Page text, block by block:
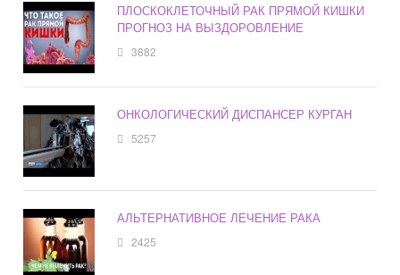
ПЛОСКОКЛЕТОЧНЫЙ РАК ПРЯМОЙ КИШКИ
ПРОГНОЗ НА ВЫЗДОРОВЛЕНИЕ
3882
ОНКОЛОГИЧЕСКИЙ ДИСПАНСЕР КУРГАН
5257
АЛЬТЕРНАТИВНОЕ ЛЕЧЕНИЕ РАКА
2425